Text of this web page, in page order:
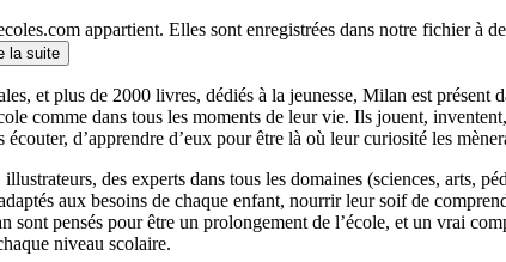
appartient. Elles sont enregistrées dans notre fichier à
la suite
et plus de 2000 livres, dédiés à la jeunesse, Milan est présent
comme dans tous les moments de leur vie. Ils jouent,
d’apprendre d’eux pour être là où leur curiosité les
des experts dans tous les domaines (sciences, arts,
aux besoins de chaque enfant, nourrir leur soif de
pensés pour être un prolongement de l’école, et un vrai
niveau scolaire.